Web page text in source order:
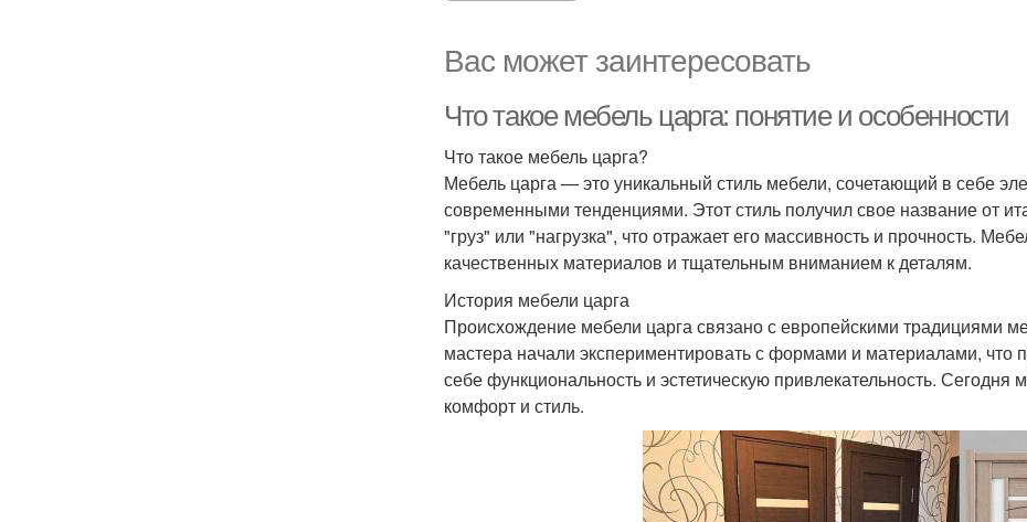
Вас может заинтересовать
Что такое мебель царга: понятие и особенности
Что такое мебель царга?
Мебель царга — это уникальный стиль мебели, сочетающий в себе
современными тенденциями. Этот стиль получил свое название от
"груз" или "нагрузка", что отражает его массивность и прочность.
качественных материалов и тщательным вниманием к деталям.
История мебели царга
Происхождение мебели царга связано с европейскими традициями
мастера начали экспериментировать с формами и материалами, что
себе функциональность и эстетическую привлекательность. Сегодня
комфорт и стиль.